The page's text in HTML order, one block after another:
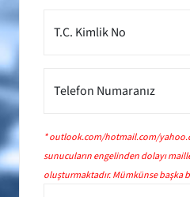
T.C. Kimlik No
Telefon Numaranız
* outlook.com/hotmail.com/
sunucuların engelinden dolayı
oluşturmaktadır. Mümkünse başka